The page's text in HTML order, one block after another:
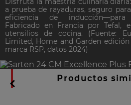
a prueba de rayaduras, seguro
eficiencia de inducción—para
Fabricado en Francia por Tefal,
utensilios de cocina. (Fuente:
Limited, Home and Garden
marca RSP, datos 2024)
Productos